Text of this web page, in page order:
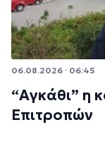
06.08.2026 · 06:45
“Αγκάθι” η
Επιτροπών